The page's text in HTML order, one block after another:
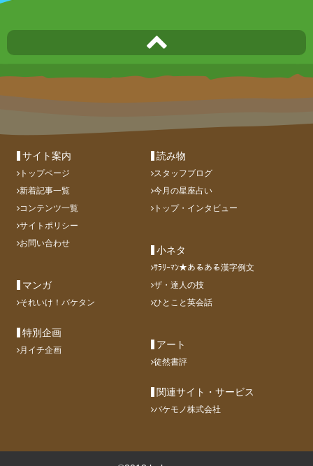
サイト案内
トップページ
新着記事一覧
コンテンツ一覧
サイトポリシー
お問い合わせ
読み物
スタッフブログ
今月の星座占い
トップ・インタビュー
小ネタ
ｻﾗﾘｰﾏﾝ★あるある漢字例文
ザ・達人の技
ひとこと英会話
マンガ
それいけ！バケタン
特別企画
月イチ企画 アート
徒然書評
関連サイト・サービス
バケモノ株式会社